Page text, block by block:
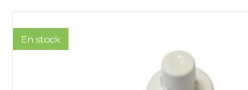
En stock